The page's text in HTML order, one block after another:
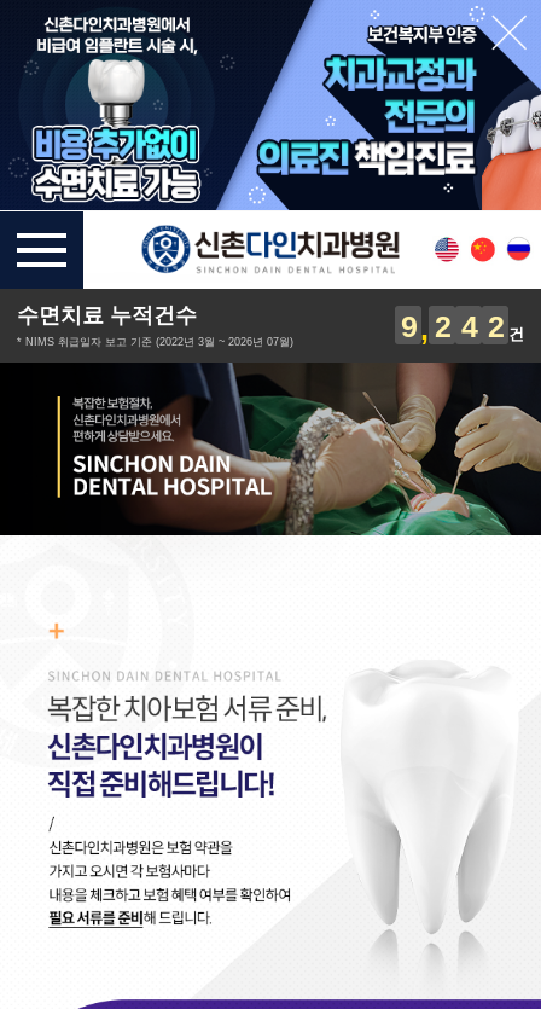
수면치료 누적건수
* NIMS 취급일자 보고 기준 (2022년 3월 ~ 2026년 07월) 9 2 4 2 건